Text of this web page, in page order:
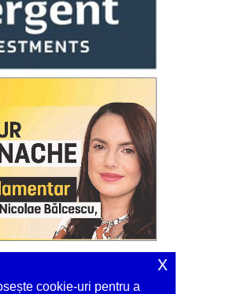
cookie-uri pentru a
x